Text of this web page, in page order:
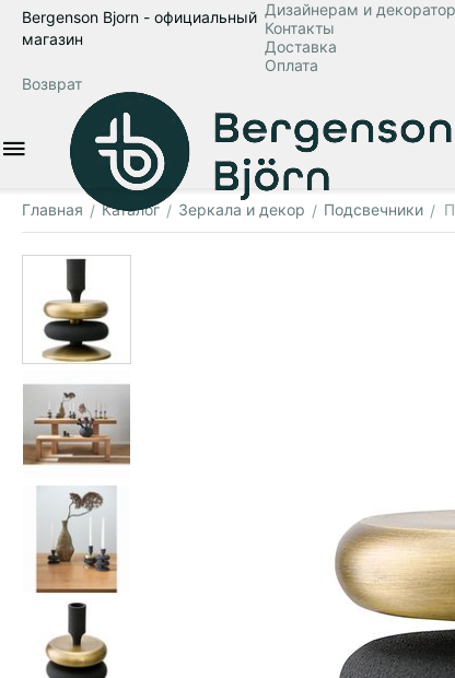
Bergenson Bjorn - официальный
магазин
Дизайнерам и
Контакты
Доставка
Оплата
Возврат
Главная / Каталог / Зеркала и декор / Подсвечники /